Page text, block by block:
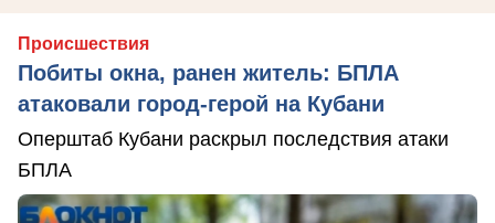
Происшествия
Побиты окна, ранен житель: БПЛА
атаковали город-герой на Кубани
Оперштаб Кубани раскрыл последствия атаки
БПЛА